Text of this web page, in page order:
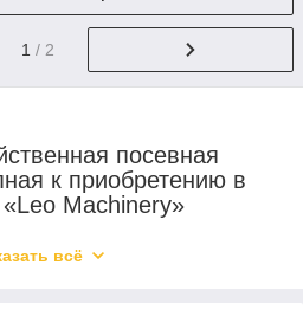
1 / 2
посевная
к приобретению в
Machinery»
всё